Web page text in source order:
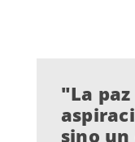
"La
sino